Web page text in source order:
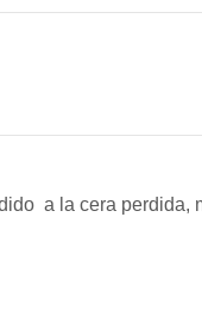
a la cera perdida,